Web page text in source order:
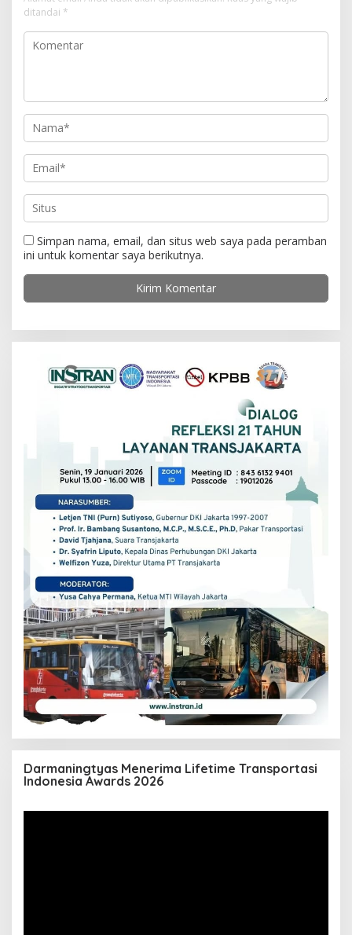
p
o
ditandai *
Simpan nama, email, dan situs web saya pada peramban
ini untuk komentar saya berikutnya.
Darmaningtyas Menerima Lifetime Transportasi
Indonesia Awards 2026